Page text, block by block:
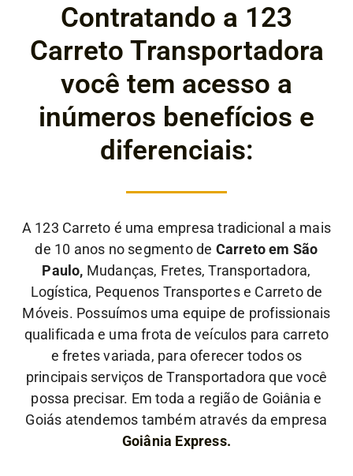
Contratando a 123
Carreto Transportadora
você tem acesso a
inúmeros benefícios e
diferenciais:
A 123 Carreto é uma empresa tradicional a mais
de 10 anos no segmento de Carreto em São
Paulo, Mudanças, Fretes, Transportadora,
Logística, Pequenos Transportes e Carreto de
Móveis. Possuímos uma equipe de profissionais
qualificada e uma frota de veículos para carreto
e fretes variada, para oferecer todos os
principais serviços de Transportadora que você
possa precisar. Em toda a região de Goiânia e
Goiás atendemos também através da empresa
Goiânia Express.